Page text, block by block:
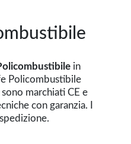
in
Policombustibile
marchiati CE e
con garanzia. I